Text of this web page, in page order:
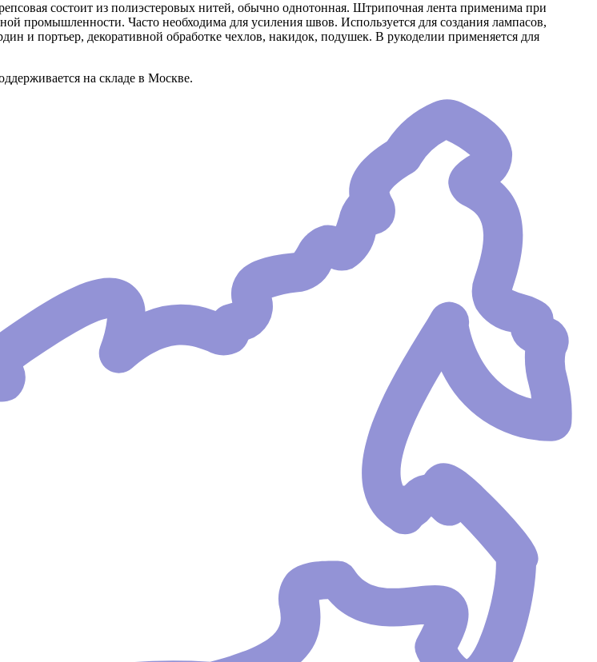
состоит из полиэстеровых нитей, обычно однотонная. Штрипочная лента применима при
промышленности. Часто необходима для усиления швов. Используется для создания лампасов,
и портьер, декоративной обработке чехлов, накидок, подушек. В рукоделии применяется для
на складе в Москве.